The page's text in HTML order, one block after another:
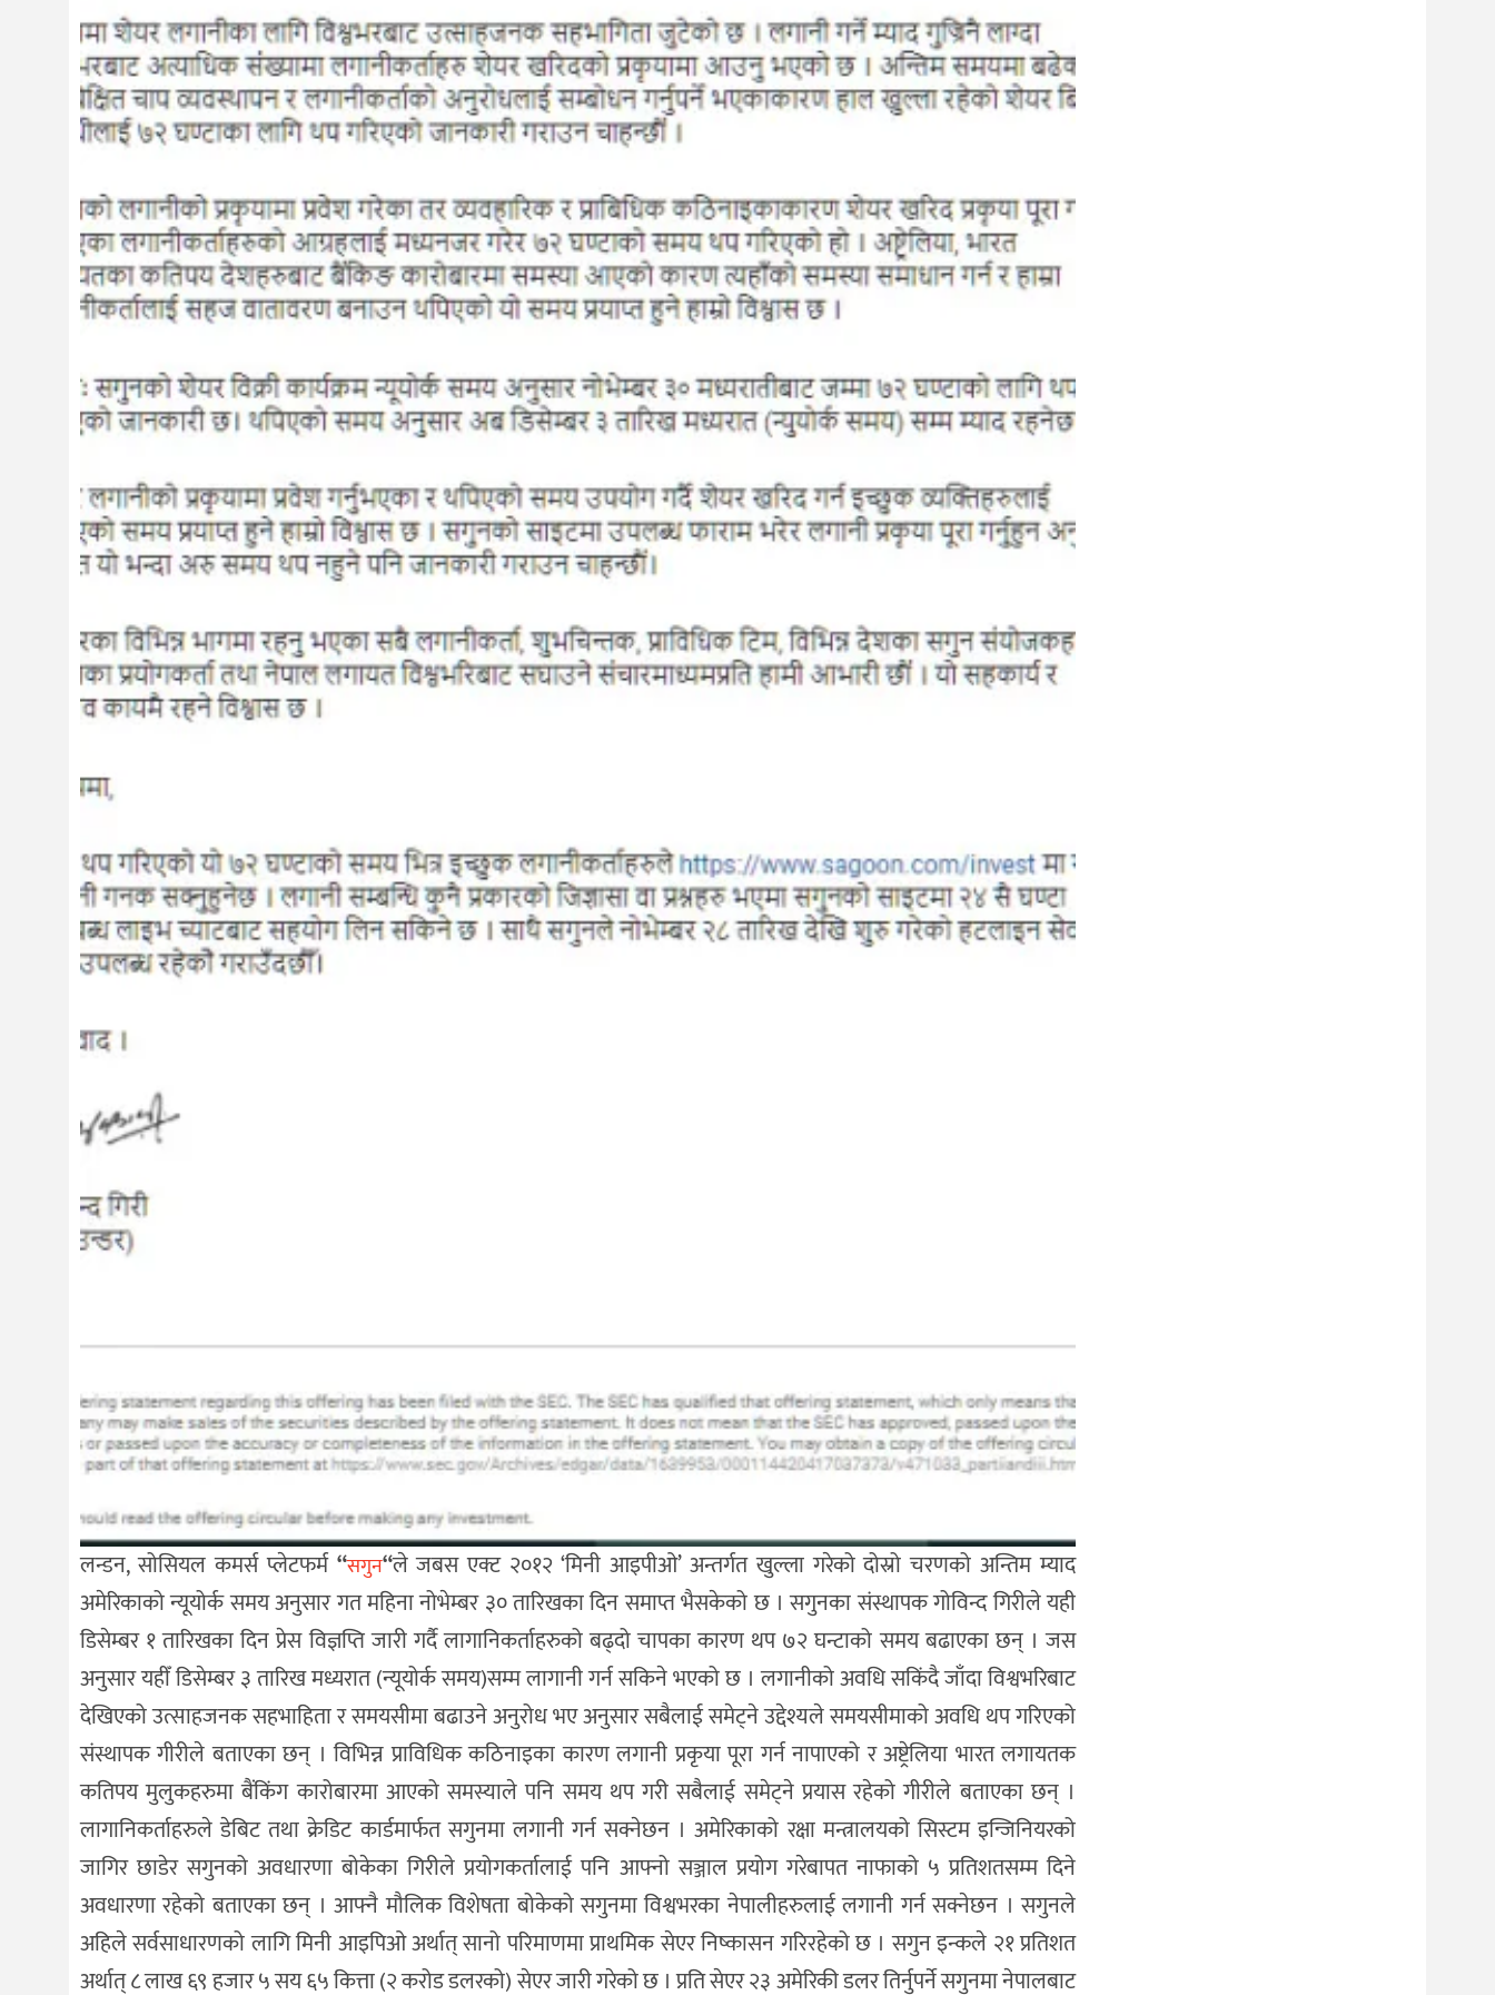
लन्डन, सोसियल कमर्स प्लेटफर्म “सगुन“ले जबस एक्ट २०१२ ‘मिनी आइपीओ’ अन्तर्गत खुल्ला गरेको दोस्रो चरणको अन्तिम म्याद
अमेरिकाको न्यूयोर्क समय अनुसार गत महिना नोभेम्बर ३० तारिखका दिन समाप्त भैसकेको छ । सगुनका संस्थापक गोविन्द गिरीले यही
डिसेम्बर १ तारिखका दिन प्रेस विज्ञप्ति जारी गर्दै लागानिकर्ताहरुको बढ्दो चापका कारण थप ७२ घन्टाको समय बढाएका छन् । जस
अनुसार यहीँ डिसेम्बर ३ तारिख मध्यरात (न्यूयोर्क समय)सम्म लागानी गर्न सकिने भएको छ । लगानीको अवधि सकिंदै जाँदा विश्वभरिबाट
देखिएको उत्साहजनक सहभाहिता र समयसीमा बढाउने अनुरोध भए अनुसार सबैलाई समेट्ने उद्देश्यले समयसीमाको अवधि थप गरिएको
संस्थापक गीरीले बताएका छन् । विभिन्न प्राविधिक कठिनाइका कारण लगानी प्रकृया पूरा गर्न नापाएको र अष्ट्रेलिया भारत लगायतक
कतिपय मुलुकहरुमा बैंकिंग कारोबारमा आएको समस्याले पनि समय थप गरी सबैलाई समेट्ने प्रयास रहेको गीरीले बताएका छन् ।
लागानिकर्ताहरुले डेबिट तथा क्रेडिट कार्डमार्फत सगुनमा लगानी गर्न सक्नेछन । अमेरिकाको रक्षा मन्त्रालयको सिस्टम इन्जिनियरको
जागिर छाडेर सगुनको अवधारणा बोकेका गिरीले प्रयोगकर्तालाई पनि आफ्नो सञ्जाल प्रयोग गरेबापत नाफाको ५ प्रतिशतसम्म दिने
अवधारणा रहेको बताएका छन् । आफ्नै मौलिक विशेषता बोकेको सगुनमा विश्वभरका नेपालीहरुलाई लगानी गर्न सक्नेछन । सगुनले
अहिले सर्वसाधारणको लागि मिनी आइपिओ अर्थात् सानो परिमाणमा प्राथमिक सेएर निष्कासन गरिरहेको छ । सगुन इन्कले २१ प्रतिशत
अर्थात् ८ लाख ६९ हजार ५ सय ६५ कित्ता (२ करोड डलरको) सेएर जारी गरेको छ । प्रति सेएर २३ अमेरिकी डलर तिर्नुपर्ने सगुनमा नेपालबाट